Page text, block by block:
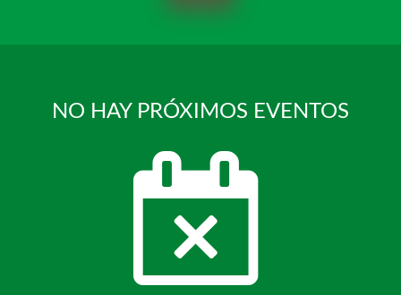
NO HAY PRÓXIMOS EVENTOS